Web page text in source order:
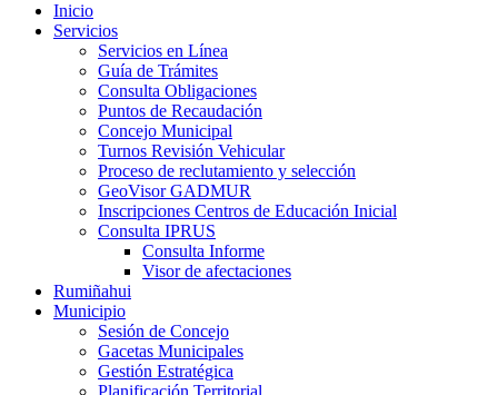
Inicio
Servicios
Servicios en Línea
Guía de Trámites
Consulta Obligaciones
Puntos de Recaudación
Concejo Municipal
Turnos Revisión Vehicular
Proceso de reclutamiento y selección
GeoVisor GADMUR
Inscripciones Centros de Educación Inicial
Consulta IPRUS
Consulta Informe
Visor de afectaciones
Rumiñahui
Municipio
Sesión de Concejo
Gacetas Municipales
Gestión Estratégica
Planificación Territorial